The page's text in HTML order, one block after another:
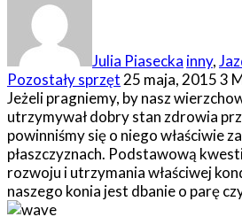
Julia Piasecka inny,
Pozostały sprzęt 25 maja, 20153
Jeżeli pragniemy, by nasz
utrzymywał dobry stan zdrowia
powinniśmy się o niego właściwie
płaszczyznach. Podstawową
rozwoju i utrzymania właściwej
naszego konia jest dbanie o parę